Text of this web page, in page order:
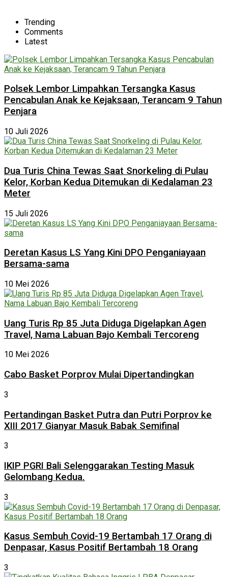
Trending
Comments
Latest
Polsek Lembor Limpahkan Tersangka Kasus
Pencabulan Anak ke Kejaksaan, Terancam 9 Tahun
Penjara
10 Juli 2026
Dua Turis China Tewas Saat Snorkeling di Pulau
Kelor, Korban Kedua Ditemukan di Kedalaman 23
Meter
15 Juli 2026
Deretan Kasus LS Yang Kini DPO Penganiayaan
Bersama-sama
10 Mei 2026
Uang Turis Rp 85 Juta Diduga Digelapkan Agen
Travel, Nama Labuan Bajo Kembali Tercoreng
10 Mei 2026
Cabo Basket Porprov Mulai Dipertandingkan
3
Pertandingan Basket Putra dan Putri Porprov ke
XIII 2017 Gianyar Masuk Babak Semifinal
3
IKIP PGRI Bali Selenggarakan Testing Masuk
Gelombang Kedua.
3
Kasus Sembuh Covid-19 Bertambah 17 Orang di
Denpasar, Kasus Positif Bertambah 18 Orang
3